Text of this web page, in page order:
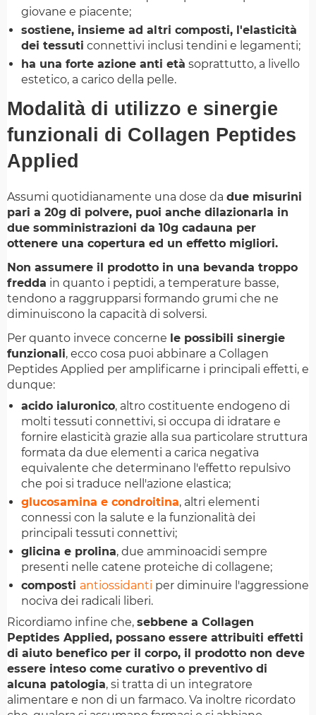
giovane e piacente;
sostiene, insieme ad altri composti, l'elasticità
dei tessuti connettivi inclusi tendini e legamenti;
ha una forte azione anti età soprattutto, a livello
estetico, a carico della pelle.
Modalità di utilizzo e sinergie
funzionali di Collagen Peptides
Applied
Assumi quotidianamente una dose da due misurini
pari a 20g di polvere, puoi anche dilazionarla in
due somministrazioni da 10g cadauna per
ottenere una copertura ed un effetto migliori.
Non assumere il prodotto in una bevanda troppo
fredda in quanto i peptidi, a temperature basse,
tendono a raggrupparsi formando grumi che ne
diminuiscono la capacità di solversi.
Per quanto invece concerne le possibili sinergie
funzionali, ecco cosa puoi abbinare a Collagen
Peptides Applied per amplificarne i principali effetti, e
dunque:
acido ialuronico, altro costituente endogeno di
molti tessuti connettivi, si occupa di idratare e
fornire elasticità grazie alla sua particolare struttura
formata da due elementi a carica negativa
equivalente che determinano l'effetto repulsivo
che poi si traduce nell'azione elastica;
glucosamina e condroitina, altri elementi
connessi con la salute e la funzionalità dei
principali tessuti connettivi;
glicina e prolina, due amminoacidi sempre
presenti nelle catene proteiche di collagene;
composti antiossidanti per diminuire l'aggressione
nociva dei radicali liberi.
Ricordiamo infine che, sebbene a Collagen
Peptides Applied, possano essere attribuiti effetti
di aiuto benefico per il corpo, il prodotto non deve
essere inteso come curativo o preventivo di
alcuna patologia, si tratta di un integratore
alimentare e non di un farmaco. Va inoltre ricordato